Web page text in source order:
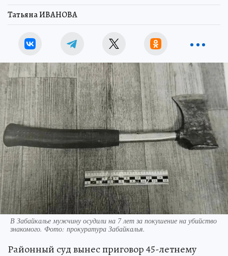
Татьяна ИВАНОВА
В Забайкалье мужчину осудили на 7 лет за покушение на убийство
знакомого. Фото: прокуратура Забайкалья.
Районный суд вынес приговор 45-летнему